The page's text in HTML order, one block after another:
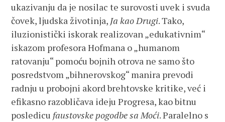
ukazivanju da je nosilac te surovosti uvek i svuda
čovek, ljudska životinja, Ja kao Drugi. Tako,
iluzionistički iskorak realizovan „edukativnim“
iskazom profesora Hofmana o „humanom
ratovanju“ pomoću bojnih otrova ne samo što
posredstvom „bihnerovskog“ manira prevodi
radnju u probojni akord brehtovske kritike, već i
efikasno razobličava ideju Progresa, kao bitnu
posledicu faustovske pogodbe sa Moći. Paralelno s